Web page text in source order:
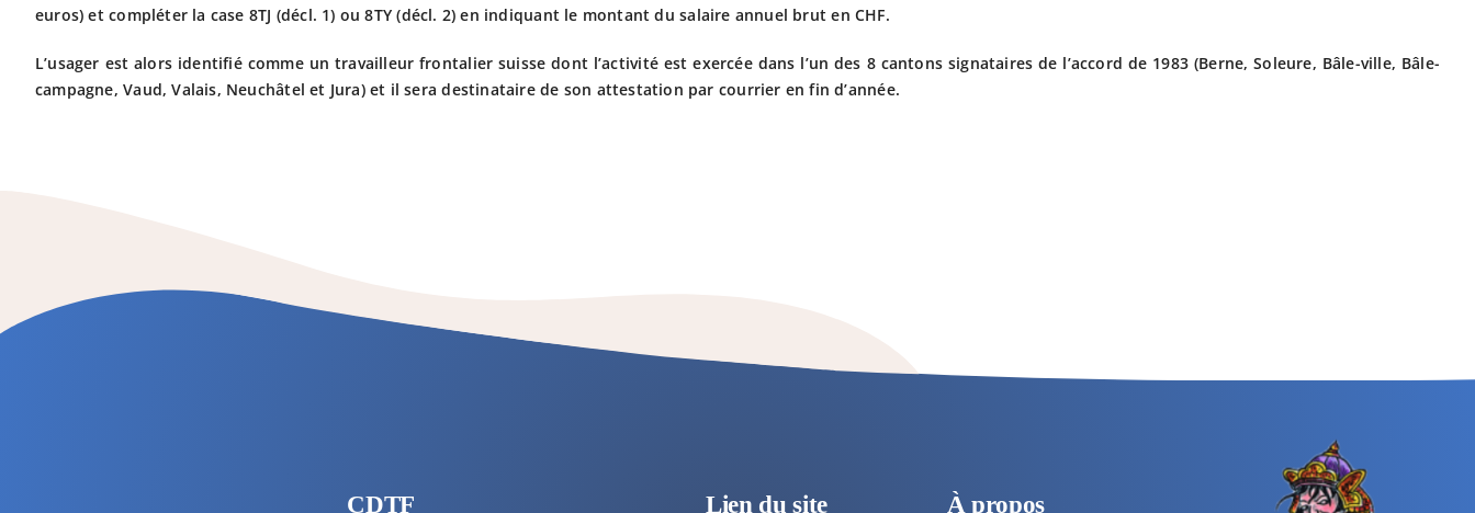
euros) etcompléter la case 8TJ (décl. 1) ou 8TY (décl. 2) en indiquant le montant du salaire annuel brut en CHF.
L’usager est alors identifié comme un travailleur frontalier suisse dont l’activité est exercée dans l’un des 8 cantons signataires de l’accord de 1983 (Berne, Soleure, Bâle-ville, Bâle-
campagne, Vaud, Valais, Neuchâtel et Jura) et il sera destinataire de son attestation par courrier en fin d’année.
CDTF Lien du site À propos